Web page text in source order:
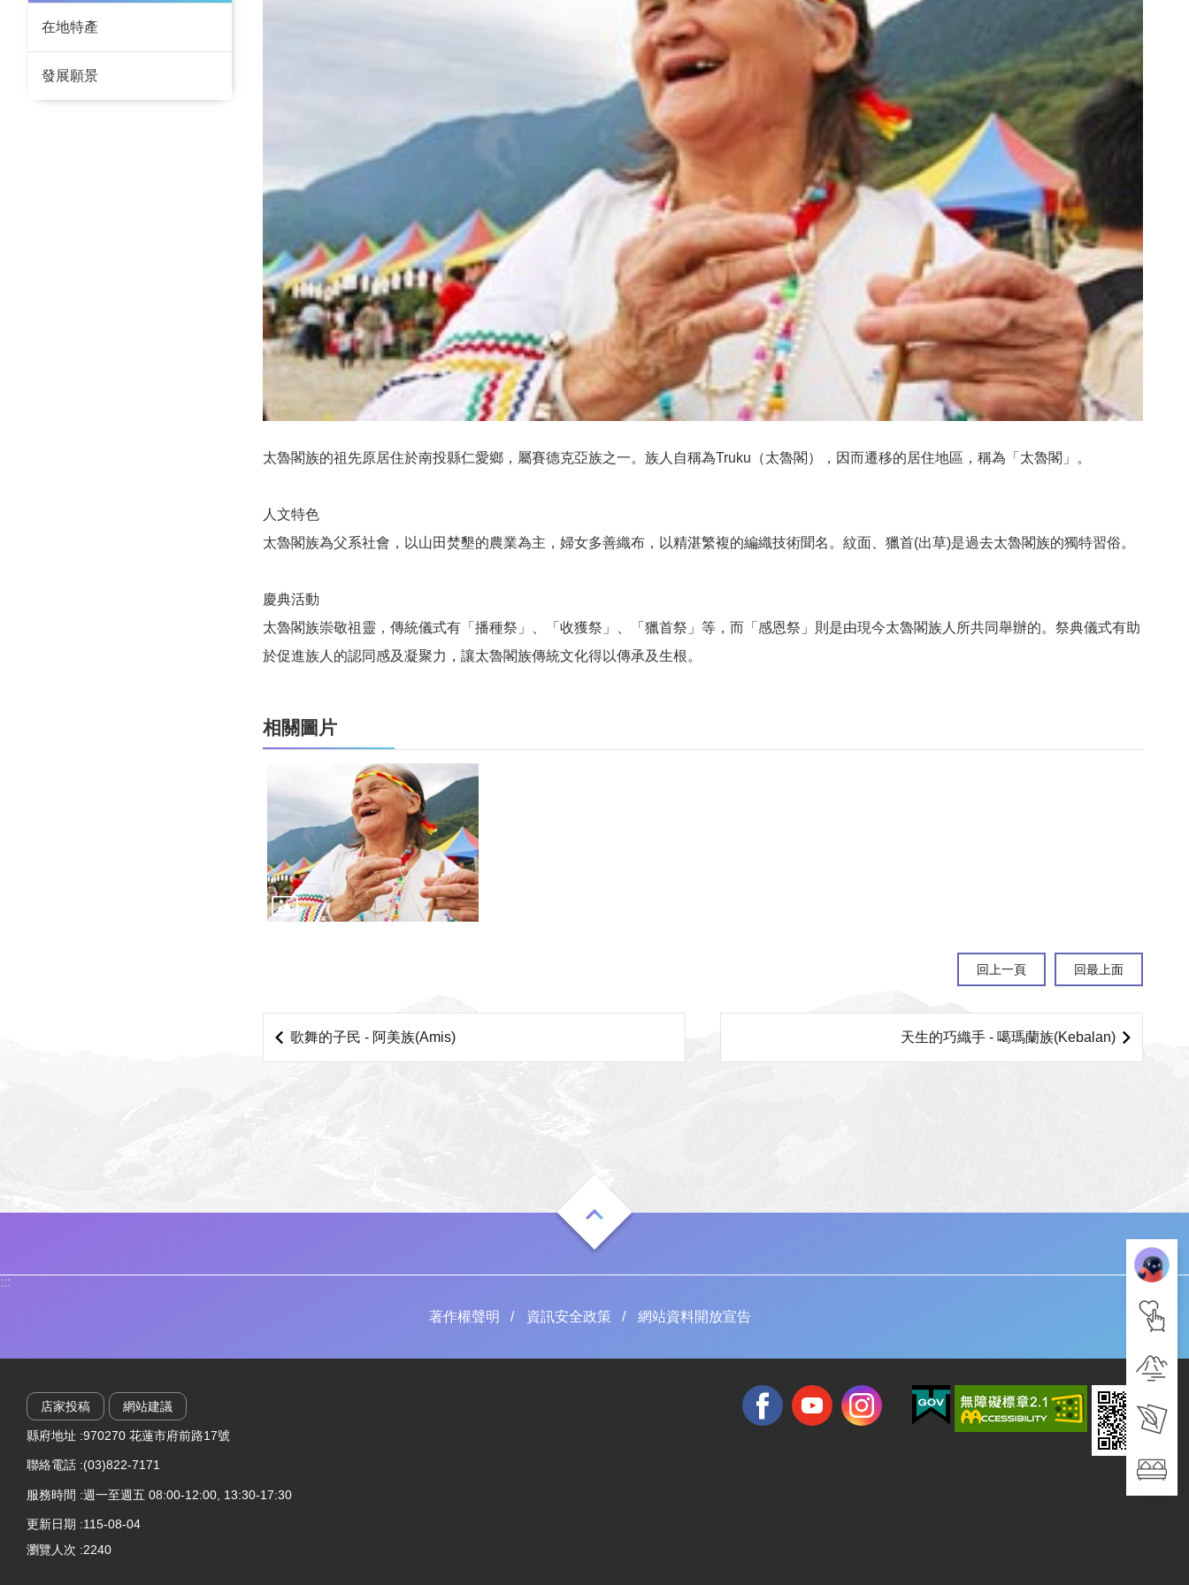
在地特產
發展願景
太魯閣族的祖先原居住於南投縣仁愛鄉，屬賽德克亞族之一。族人自稱為Truku（太魯閣），因而遷移的居住地區，稱為「太魯閣」。
人文特色
太魯閣族為父系社會，以山田焚墾的農業為主，婦女多善織布，以精湛繁複的編織技術聞名。紋面、獵首(出草)是過去太魯閣族的獨特習俗。
慶典活動
太魯閣族崇敬祖靈，傳統儀式有「播種祭」、「收獲祭」、「獵首祭」等，而「感恩祭」則是由現今太魯閣族人所共同舉辦的。祭典儀式有助
於促進族人的認同感及凝聚力，讓太魯閣族傳統文化得以傳承及生根。
相關圖片
回上一頁 回最上面
歌舞的子民 - 阿美族(Amis) 天生的巧織手 - 噶瑪蘭族(Kebalan)
:::
著作權聲明 資訊安全政策 網站資料開放宣告
店家投稿 網站建議
縣府地址 :970270 花蓮市府前路17號
聯絡電話 :(03)822-7171
服務時間 :週一至週五 08:00-12:00, 13:30-17:30
更新日期
115-08-04
瀏覽人次
2240